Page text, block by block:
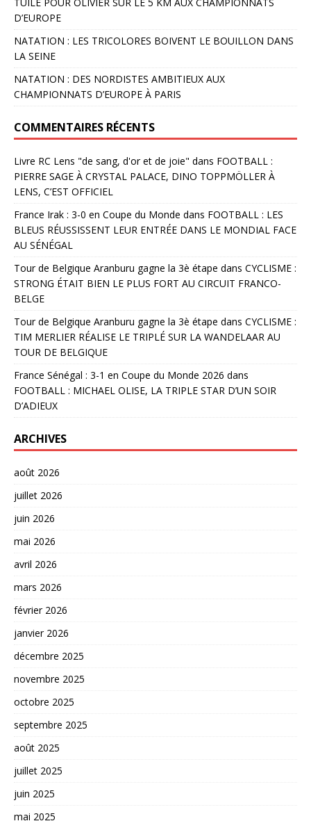
D’EUROPE
NATATION : LES TRICOLORES BOIVENT LE BOUILLON DANS
LA SEINE
NATATION : DES NORDISTES AMBITIEUX AUX
CHAMPIONNATS D’EUROPE À PARIS
COMMENTAIRES RÉCENTS
Livre RC Lens "de sang, d'or et de joie" dans FOOTBALL :
PIERRE SAGE À CRYSTAL PALACE, DINO TOPPMÖLLER À
LENS, C’EST OFFICIEL
France Irak : 3-0 en Coupe du Monde dans FOOTBALL : LES
BLEUS RÉUSSISSENT LEUR ENTRÉE DANS LE MONDIAL FACE
AU SÉNÉGAL
Tour de Belgique Aranburu gagne la 3è étape dans CYCLISME :
STRONG ÉTAIT BIEN LE PLUS FORT AU CIRCUIT FRANCO-
BELGE
Tour de Belgique Aranburu gagne la 3è étape dans CYCLISME :
TIM MERLIER RÉALISE LE TRIPLÉ SUR LA WANDELAAR AU
TOUR DE BELGIQUE
France Sénégal : 3-1 en Coupe du Monde 2026 dans
FOOTBALL : MICHAEL OLISE, LA TRIPLE STAR D’UN SOIR
D’ADIEUX
ARCHIVES
août 2026
juillet 2026
juin 2026
mai 2026
avril 2026
mars 2026
février 2026
janvier 2026
décembre 2025
novembre 2025
octobre 2025
septembre 2025
août 2025
juillet 2025
juin 2025
mai 2025